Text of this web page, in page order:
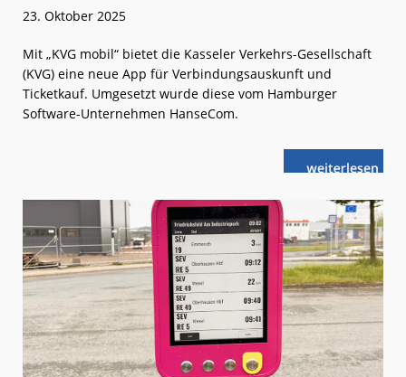
23. Oktober 2025
Mit „KVG mobil“ bietet die Kasseler Verkehrs-Gesellschaft
(KVG) eine neue App für Verbindungsauskunft und
Ticketkauf. Umgesetzt wurde diese vom Hamburger
Software-Unternehmen HanseCom.
weiterlese
nKassel:
für
Bus
und
Bahn